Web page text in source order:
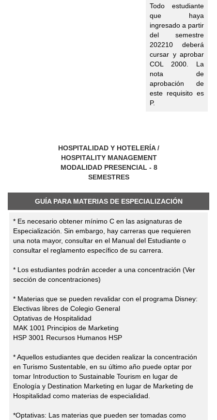
Todo estudiante
que haya
ingresado a partir
del semestre
202210 deberá
cursar y aprobar
COL 2000. La
nota de
aprobación de
este requisito es
P.
HOSPITALIDAD Y HOTELERÍA /
HOSPITALITY MANAGEMENT
MODALIDAD PRESENCIAL - 8
SEMESTRES
GUÍA PARA MATERIAS DE ESPECIALIZACIÓN
* Es necesario obtener mínimo C en las asignaturas de
Especialización. Sin embargo, hay carreras que requieren
una nota mayor, consultar en el Manual del Estudiante o
consultar el reglamento específico de su carrera.
* Los estudiantes podrán acceder a una concentración (Ver
sección de concentraciones)
* Materias que se pueden revalidar con el programa Disney:
Electivas libres de Colegio General
Optativas de Hospitalidad
MAK 1001 Principios de Marketing
HSP 3001 Recursos Humanos HSP
* Aquellos estudiantes que deciden realizar la concentración
en Turismo Sustentable, en su último año puede optar por
tomar Introduction to Sustainable Tourism en lugar de
Enología y Destination Marketing en lugar de Marketing de
Hospitalidad como materias de especialidad.
*Optativas: Las materias que pueden ser tomadas como